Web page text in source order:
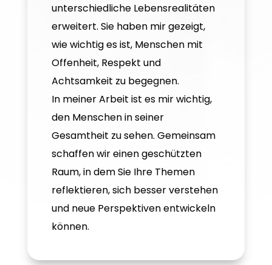
unterschiedliche Lebensrealitäten
erweitert. Sie haben mir gezeigt,
wie wichtig es ist, Menschen mit
Offenheit, Respekt und
Achtsamkeit zu begegnen.
In meiner Arbeit ist es mir wichtig,
den Menschen in seiner
Gesamtheit zu sehen. Gemeinsam
schaffen wir einen geschützten
Raum, in dem Sie Ihre Themen
reflektieren, sich besser verstehen
und neue Perspektiven entwickeln
können.